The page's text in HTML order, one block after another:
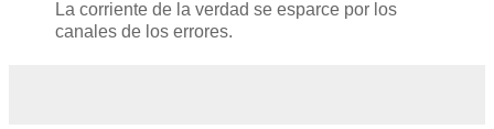
La corriente de la verdad se esparce por los
canales de los errores.